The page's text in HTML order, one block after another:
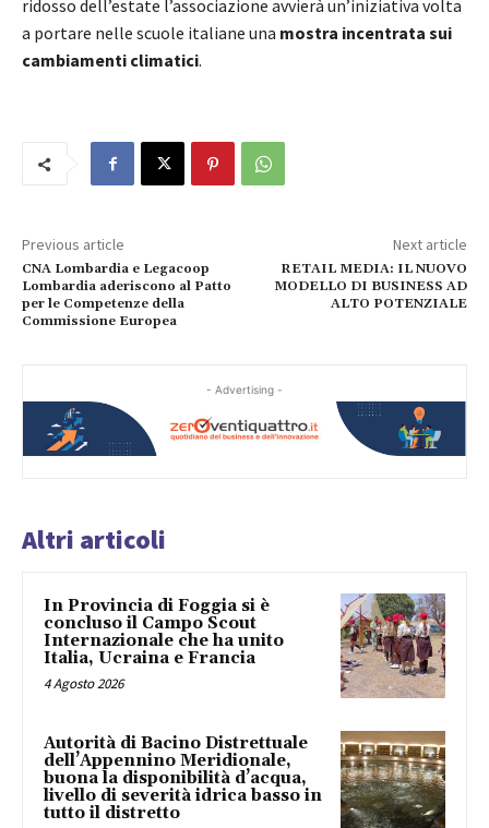
ridosso dell’estate l’associazione avvierà un’iniziativa volta
a portare nelle scuole italiane una mostra incentrata sui
cambiamenti climatici.
Previous article
CNA Lombardia e Legacoop
Lombardia aderiscono al Patto
per le Competenze della
Commissione Europea
Next article
RETAIL MEDIA: IL NUOVO
MODELLO DI BUSINESS AD
ALTO POTENZIALE
- Advertising -
Altri articoli
In Provincia di Foggia si è
concluso il Campo Scout
Internazionale che ha unito
Italia, Ucraina e Francia
4 Agosto 2026
Autorità di Bacino Distrettuale
dell’Appennino Meridionale,
buona la disponibilità d’acqua,
livello di severità idrica basso in
tutto il distretto